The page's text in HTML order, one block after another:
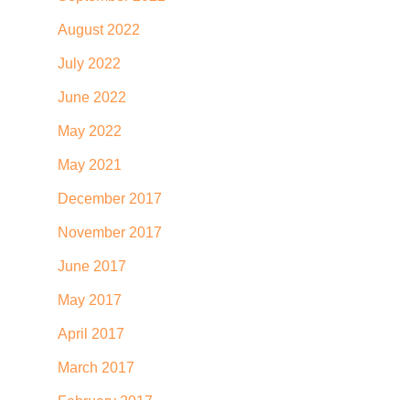
August 2022
July 2022
June 2022
May 2022
May 2021
December 2017
November 2017
June 2017
May 2017
April 2017
March 2017